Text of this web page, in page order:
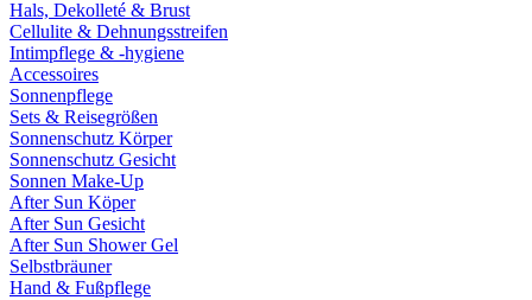
Hals, Dekolleté & Brust
Cellulite & Dehnungsstreifen
Intimpflege & -hygiene
Accessoires
Sonnenpflege
Sets & Reisegrößen
Sonnenschutz Körper
Sonnenschutz Gesicht
Sonnen Make-Up
After Sun Köper
After Sun Gesicht
After Sun Shower Gel
Selbstbräuner
Hand & Fußpflege